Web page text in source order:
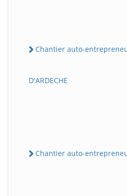
Chantier auto-
D'ARDECHE
Chantier auto-